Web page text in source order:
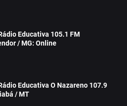
Educativa 105.1 FM
/ MG: Online
Educativa O Nazareno 107.9
/ MT